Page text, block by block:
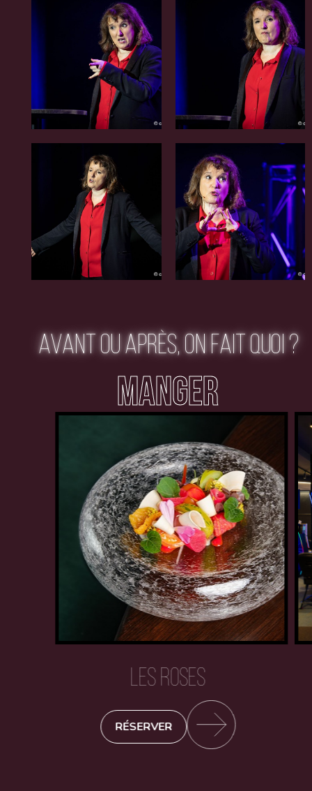
AVANT OU APRÈS, ON FAIT QUOI ?
MANGER
LES ROSES
RÉSERVER